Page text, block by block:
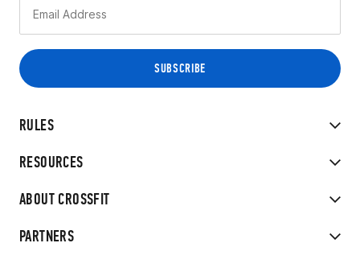
RULES
RESOURCES
ABOUT CROSSFIT
PARTNERS